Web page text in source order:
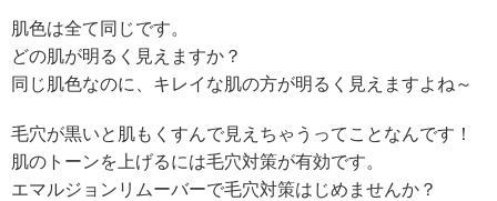
肌色は全て同じです。
どの肌が明るく見えますか？
同じ肌色なのに、キレイな肌の方が明るく見えますよね～
毛穴が黒いと肌もくすんで見えちゃうってことなんです！
肌のトーンを上げるには毛穴対策が有効です。
エマルジョンリムーバーで毛穴対策はじめませんか？